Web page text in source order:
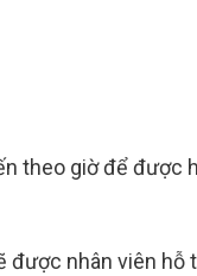
theo giờ để được
nhân viên